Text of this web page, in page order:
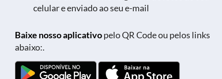
celular e enviado ao seu e-mail
Baixe nosso aplicativopelo QR Code ou pelos links
abaixo:.